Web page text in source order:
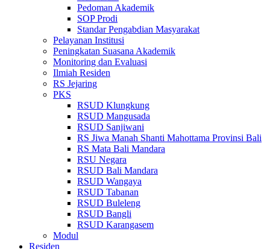
Pedoman Akademik
SOP Prodi
Standar Pengabdian Masyarakat
Pelayanan Institusi
Peningkatan Suasana Akademik
Monitoring dan Evaluasi
Ilmiah Residen
RS Jejaring
PKS
RSUD Klungkung
RSUD Mangusada
RSUD Sanjiwani
RS Jiwa Manah Shanti Mahottama Provinsi Bali
RS Mata Bali Mandara
RSU Negara
RSUD Bali Mandara
RSUD Wangaya
RSUD Tabanan
RSUD Buleleng
RSUD Bangli
RSUD Karangasem
Modul
Residen